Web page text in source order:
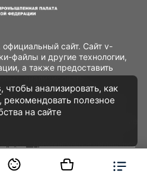
сайт. Сайт v-
файлы и другие технологии,
а также предоставить
анализировать
и услуг, повысить
активностей. Если
данные
ограничьте их использование
, чтобы анализировать, как
рекомендовать полезное
на сайте